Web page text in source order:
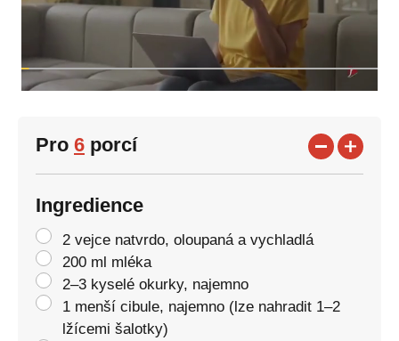
Pro 6 porcí
Ingredience
2 vejce natvrdo, oloupaná a vychladlá
200 ml mléka
2–3 kyselé okurky, najemno
1 menší cibule, najemno (lze nahradit 1–2
lžícemi šalotky)